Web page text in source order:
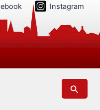
Instagram
Suchen